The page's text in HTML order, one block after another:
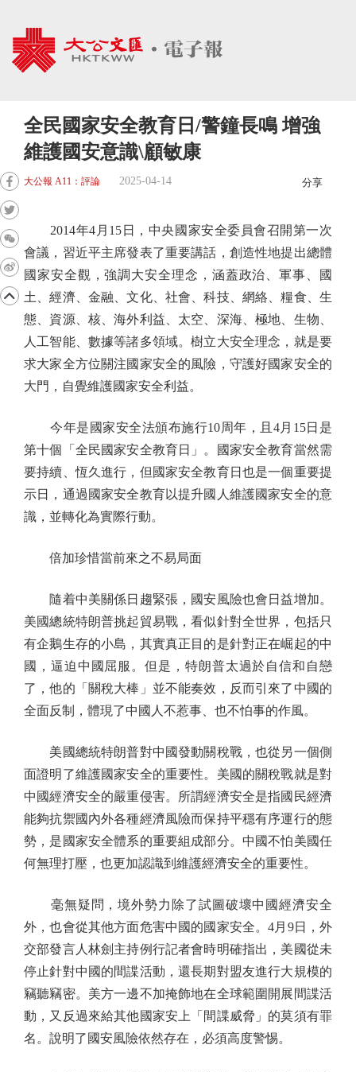
全民國家安全教育日/警鐘長鳴 增強
維護國安意識\顧敏康
大公報 A11：評論 2025-04-14 分享
2014年4月15日，中央國家安全委員會召開第一次
會議，習近平主席發表了重要講話，創造性地提出總體
國家安全觀，強調大安全理念，涵蓋政治、軍事、國
土、經濟、金融、文化、社會、科技、網絡、糧食、生
態、資源、核、海外利益、太空、深海、極地、生物、
人工智能、數據等諸多領域。樹立大安全理念，就是要
求大家全方位關注國家安全的風險，守護好國家安全的
大門，自覺維護國家安全利益。
今年是國家安全法頒布施行10周年，且4月15日是
第十個「全民國家安全教育日」。國家安全教育當然需
要持續、恆久進行，但國家安全教育日也是一個重要提
示日，通過國家安全教育以提升國人維護國家安全的意
識，並轉化為實際行動。
倍加珍惜當前來之不易局面
隨着中美關係日趨緊張，國安風險也會日益增加。
美國總統特朗普挑起貿易戰，看似針對全世界，包括只
有企鵝生存的小島，其實真正目的是針對正在崛起的中
國，逼迫中國屈服。但是，特朗普太過於自信和自戀
了，他的「關稅大棒」並不能奏效，反而引來了中國的
全面反制，體現了中國人不惹事、也不怕事的作風。
美國總統特朗普對中國發動關稅戰，也從另一個側
面證明了維護國家安全的重要性。美國的關稅戰就是對
中國經濟安全的嚴重侵害。所謂經濟安全是指國民經濟
能夠抗禦國內外各種經濟風險而保持平穩有序運行的態
勢，是國家安全體系的重要組成部分。中國不怕美國任
何無理打壓，也更加認識到維護經濟安全的重要性。
毫無疑問，境外勢力除了試圖破壞中國經濟安全
外，也會從其他方面危害中國的國家安全。4月9日，外
交部發言人林劍主持例行記者會時明確指出，美國從未
停止針對中國的間諜活動，還長期對盟友進行大規模的
竊聽竊密。美方一邊不加掩飾地在全球範圍開展間諜活
動，又反過來給其他國家安上「間諜威脅」的莫須有罪
名。說明了國安風險依然存在，必須高度警惕。